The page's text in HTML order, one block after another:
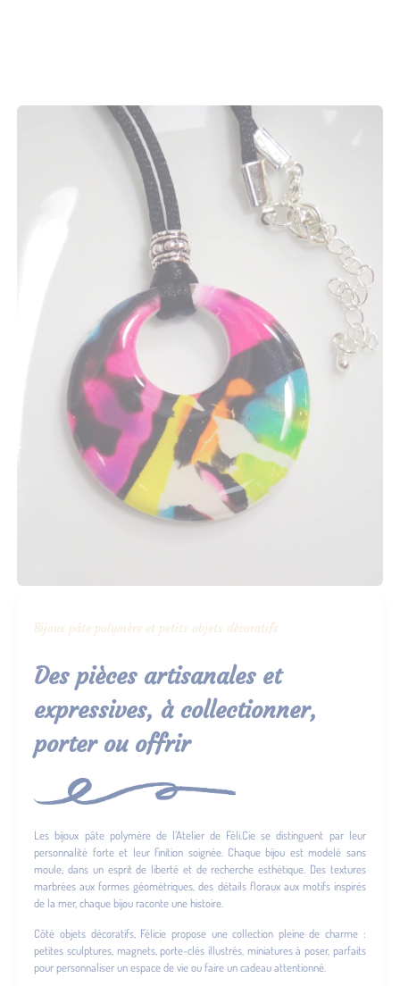
Bijoux pâte polymère et petits objets décoratifs
Des pièces artisanales et
expressives, à collectionner,
porter ou offrir
Les bijoux pâte polymère de l’Atelier de Féli.Cie se distinguent par leur
personnalité forte et leur finition soignée. Chaque bijou est modelé sans
moule, dans un esprit de liberté et de recherche esthétique. Des textures
marbrées aux formes géométriques, des détails floraux aux motifs inspirés
de la mer, chaque bijou raconte une histoire.
Côté objets décoratifs, Félicie propose une collection pleine de charme :
petites sculptures, magnets, porte-clés illustrés, miniatures à poser, parfaits
pour personnaliser un espace de vie ou faire un cadeau attentionné.